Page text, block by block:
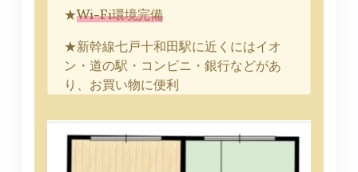
★Wi-Fi環境完備
★新幹線七戸十和田駅に近くにはイオ
ン・道の駅・コンビニ・銀行などがあ
り、お買い物に便利